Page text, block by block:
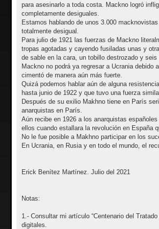
para asesinarlo a toda costa. Mackno logró
completamente desiguales.
Estamos hablando de unos 3.000
totalmente desigual.
Para julio de 1921 las fuerzas de Mackno
tropas agotadas y cayendo fusiladas unas y
de sable en la cara, un tobillo destrozado y seis
Mackno no podrá ya regresar a Ucrania
cimentó de manera aún más fuerte.
Quizá podemos hablar aún de alguna
hasta junio de 1922 y que tuvo una fuerza
Después de su exilio Makhno tiene en París
anarquistas en París.
Aún recibe en 1926 a los anarquistas
ellos cuando estallara la revolución en España
No le fue posible a Makhno participar en los
En Ucrania, en Rusia y en todo el mundo, el
Erick Benítez Martínez. Julio del 2021
Notas:
1.- Consultar mi artículo “Centenario del
digitales.